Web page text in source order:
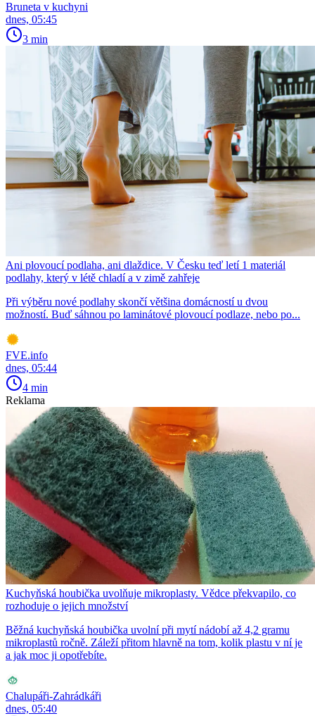
Bruneta v kuchyni
dnes, 05:45
3 min
Ani plovoucí podlaha, ani dlaždice. V Česku teď letí 1 materiál
podlahy, který v létě chladí a v zimě zahřeje
Při výběru nové podlahy skončí většina domácností u dvou
možností. Buď sáhnou po laminátové plovoucí podlaze, nebo po...
FVE.info
dnes, 05:44
4 min
Reklama
Kuchyňská houbička uvolňuje mikroplasty. Vědce překvapilo, co
rozhoduje o jejich množství
Běžná kuchyňská houbička uvolní při mytí nádobí až 4,2 gramu
mikroplastů ročně. Záleží přitom hlavně na tom, kolik plastu v ní je
a jak moc ji opotřebíte.
Chalupáři-Zahrádkáři
dnes, 05:40